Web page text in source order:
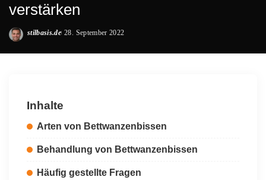
verstärken
Posted
stilbasis.de 28. September 2022
Inhalte
Arten von Bettwanzenbissen
Behandlung von Bettwanzenbissen
Häufig gestellte Fragen